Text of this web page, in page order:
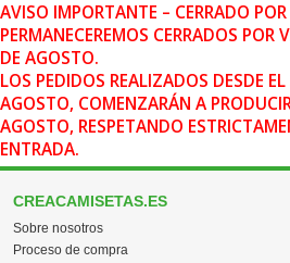
AVISO IMPORTANTE – CERRADO
PERMANECEREMOS CERRADOS
DE AGOSTO.
LOS PEDIDOS REALIZADOS DESDE
AGOSTO, COMENZARÁN A
AGOSTO, RESPETANDO
ENTRADA.
CREACAMISETAS.ES
Sobre nosotros
Proceso de compra